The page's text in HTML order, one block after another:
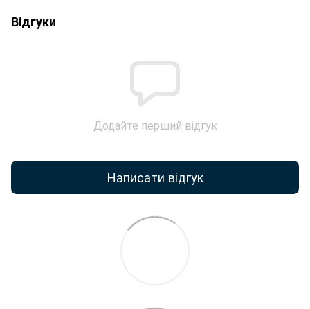
Відгуки
Додайте перший відгук
Написати відгук